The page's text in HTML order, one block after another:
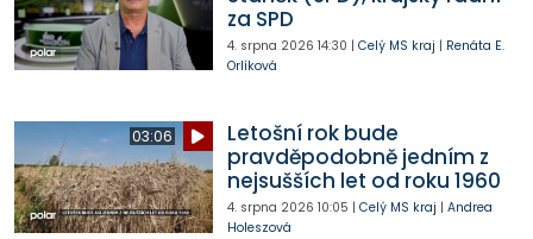
za SPD
4. srpna 2026 14:30 | Celý MS kraj | Renáta E.
Orlíková
03:06
Letošní rok bude
pravděpodobně jedním z
nejsušších let od roku 1960
4. srpna 2026 10:05 | Celý MS kraj | Andrea
Holeszová